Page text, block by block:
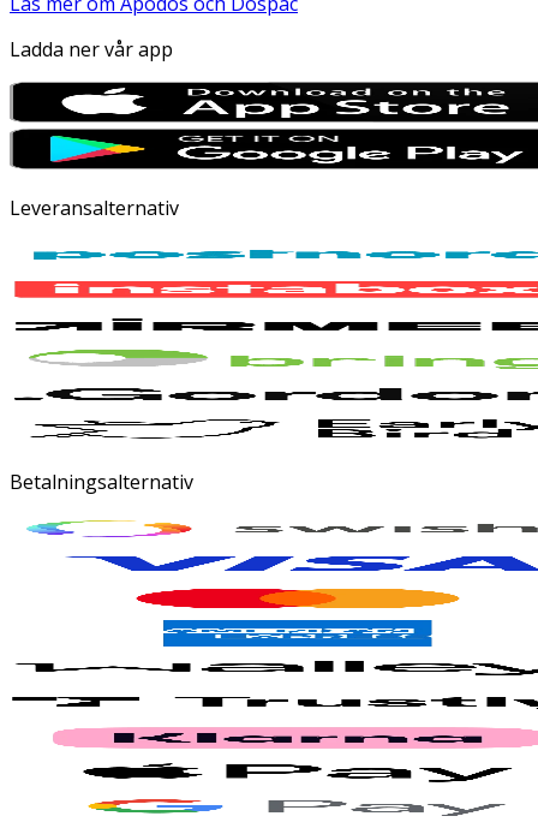
Ladda ner vår app
Leveransalternativ
Betalningsalternativ